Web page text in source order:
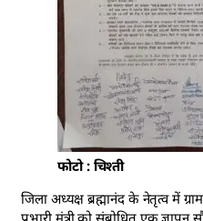
फोटो : चिश्ती
जिला अध्यक्ष ब्रह्मानंद के नेतृत्व में